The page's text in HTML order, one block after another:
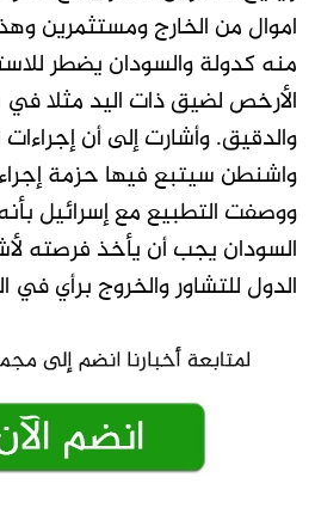
اموال من الخارج ومستثمرين
منه كدولة والسودان يضطر
الأرخص لضيق ذات اليد مثلا في
والدقيق. وأشارت إلى أن
واشنطن سيتبع فيها حزمة
ووصفت التطبيع مع إسرائيل
السودان يجب أن يأخذ فرصته
الدول للتشاور والخروج برأي في